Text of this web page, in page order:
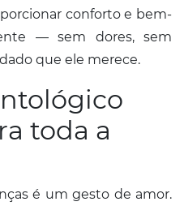
conforto e bem-
— sem dores, sem
que ele merece.
toda a
é um gesto de amor.